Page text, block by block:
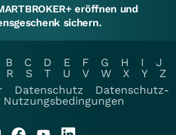
eröffnen und
sichern.
B C D E F G H I
J
R S T U V W X Y
Z
Datenschutz
Datenschutz-
Nutzungsbedingungen